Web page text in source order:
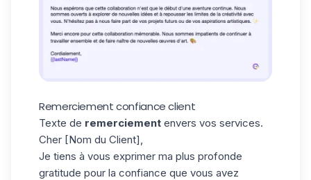
Remerciement confiance client
Texte de remerciement envers vos services.
Cher [Nom du Client],
Je tiens à vous exprimer ma plus profonde
gratitude pour la confiance que vous avez